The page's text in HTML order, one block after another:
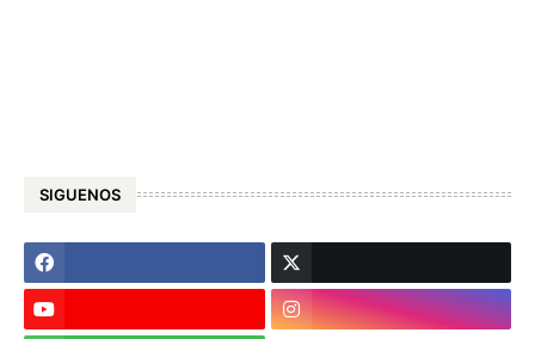
SIGUENOS